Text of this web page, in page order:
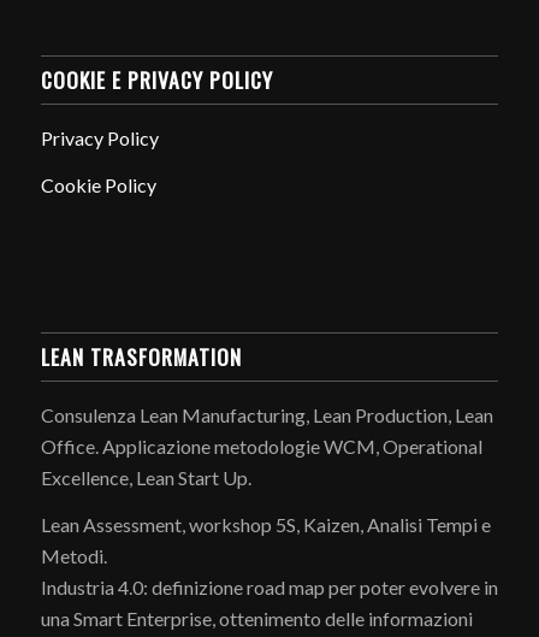
COOKIE E PRIVACY POLICY
Privacy Policy
Cookie Policy
LEAN TRASFORMATION
Consulenza Lean Manufacturing, Lean Production, Lean
Office. Applicazione metodologie WCM, Operational
Excellence, Lean Start Up.
Lean Assessment, workshop 5S, Kaizen, Analisi Tempi e
Metodi.
Industria 4.0: definizione road map per poter evolvere in
una Smart Enterprise, ottenimento delle informazioni